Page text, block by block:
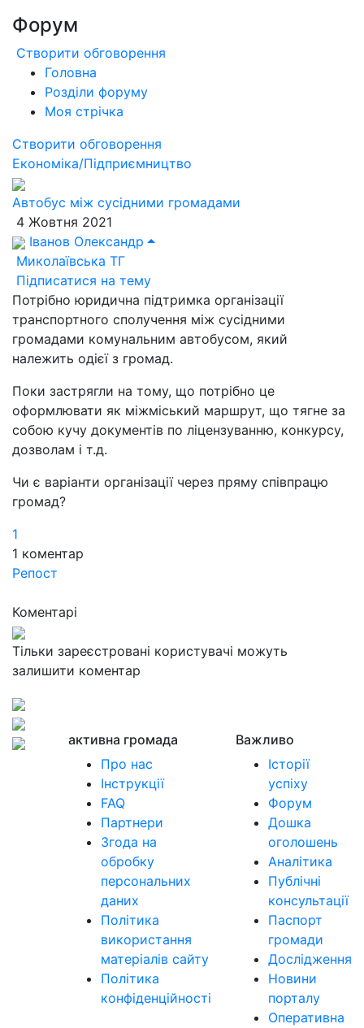
Форум
Створити обговорення
Головна
Розділи форуму
Моя стрічка
Створити обговорення
Економіка/Підприємництво
Автобус між сусідними громадами
4 Жовтня 2021
Іванов Олександр
Миколаївська ТГ
Підписатися на тему
Потрібно юридична підтримка організації
транспортного сполучення між сусідними
громадами комунальним автобусом, який
належить одієї з громад.
Поки застрягли на тому, що потрібно це
оформлювати як міжміський маршрут, що тягне за
собою кучу документів по ліцензуванню, конкурсу,
дозволам і т.д.
Чи є варіанти організації через пряму співпрацю
громад?
1
1 коментар
Репост
Коментарі
Тільки зареєстровані користувачі можуть
залишити коментар
активна громада
Про нас
Інструкції
FAQ
Партнери
Згода на
обробку
персональних
даних
Політика
використання
матеріалів сайту
Політика
конфіденційності
Важливо
Історії
успіху
Форум
Дошка
оголошень
Аналітика
Публічні
консультації
Паспорт
громади
Дослідження
Новини
порталу
Оперативна